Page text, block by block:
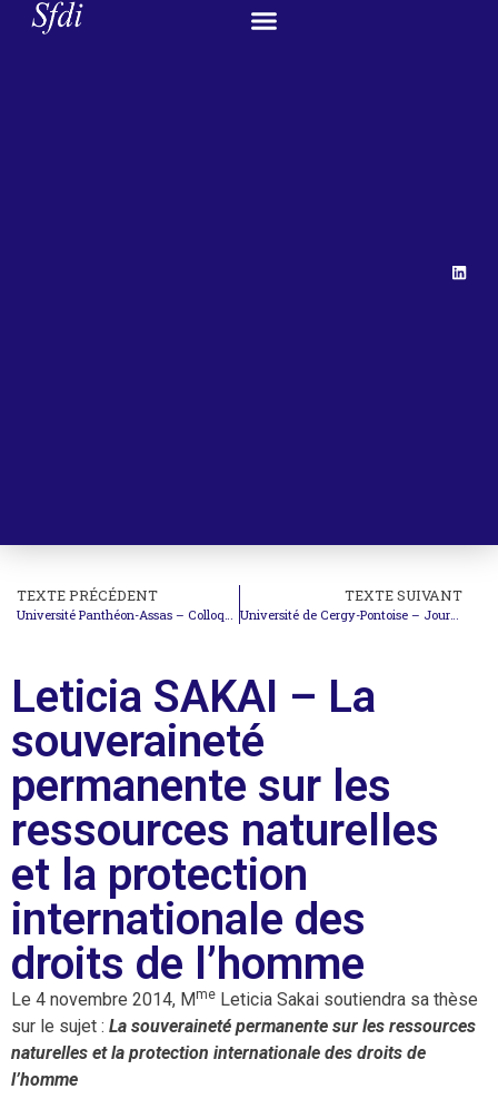
TEXTE PRÉCÉDENT TEXTE SUIVANT
Leticia SAKAI – La
souveraineté
permanente sur les
ressources naturelles
et la protection
internationale des
droits de l’homme
Le 4 novembre 2014, Mme Leticia Sakai soutiendra sa thèse
sur le sujet : La souveraineté permanente sur les ressources
naturelles et la protection internationale des droits de
l’homme